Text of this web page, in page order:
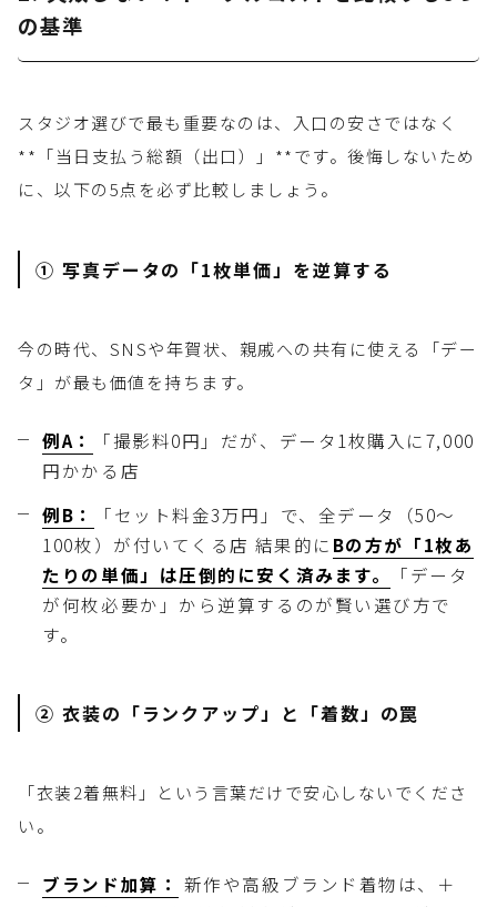
の基準
スタジオ選びで最も重要なのは、入口の安さではなく
**「当日支払う総額（出口）」**です。後悔しないため
に、以下の5点を必ず比較しましょう。
① 写真データの「1枚単価」を逆算する
今の時代、SNSや年賀状、親戚への共有に使える「デー
タ」が最も価値を持ちます。
例A：
「撮影料0円」だが、データ1枚購入に7,000
円かかる店
例B：
「セット料金3万円」で、全データ（50〜
100枚）が付いてくる店 結果的に Bの方が「1枚あ
たりの単価」は圧倒的に安く済みます。
「データ
が何枚必要か」から逆算するのが賢い選び方で
す。
② 衣装の「ランクアップ」と「着数」の罠
「衣装2着無料」という言葉だけで安心しないでくださ
い。
ブランド加算： 新作や高級ブランド着物は、＋